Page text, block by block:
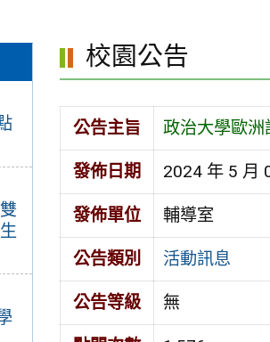
校園公告
公告主旨 政治大學歐
發佈日期 2024 年 5 月
發佈單位 輔導室
公告類別 活動訊息
公告等級 無